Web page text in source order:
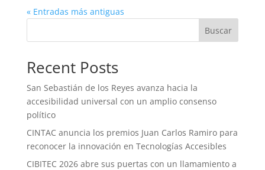
« Entradas más antiguas
Buscar
Recent Posts
San Sebastián de los Reyes avanza hacia la
accesibilidad universal con un amplio consenso
político
CINTAC anuncia los premios Juan Carlos Ramiro para
reconocer la innovación en Tecnologías Accesibles
CIBITEC 2026 abre sus puertas con un llamamiento a